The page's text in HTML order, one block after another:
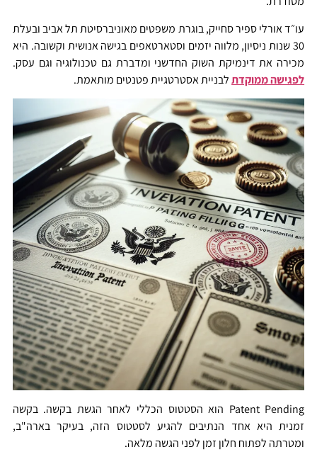
עו״ד אורלי ספיר סחייק, בוגרת משפטים מאוניברסיטת תל אביב ובעלת
30 שנות ניסיון, מלווה יזמים וסטארטאפים בגישה אנושית וקשובה. היא
מכירה את דינמיקת השוק החדשני ומדברת גם טכנולוגיה וגם עסק.
לפגישה ממוקדתלבניית אסטרטגיית פטנטים מותאמת.
Patent Pending הוא הסטטוס הכללי לאחר הגשת בקשה. בקשה
זמנית היא אחד הנתיבים להגיע לסטטוס הזה, בעיקר בארה"ב,
ומטרתה לפתוח חלון זמן לפני הגשה מלאה.